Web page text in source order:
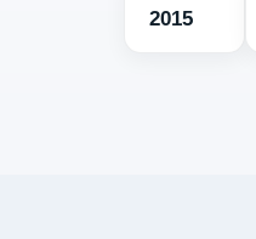
2015